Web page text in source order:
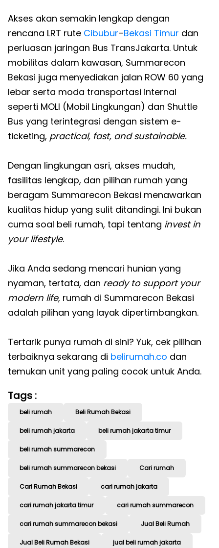
Akses akan semakin lengkap dengan
rencana LRT rute Cibubur–Bekasi Timur dan
perluasan jaringan Bus TransJakarta. Untuk
mobilitas dalam kawasan, Summarecon
Bekasi juga menyediakan jalan ROW 60 yang
lebar serta moda transportasi internal
seperti MOLI (Mobil Lingkungan) dan Shuttle
Bus yang terintegrasi dengan sistem e-
ticketing, practical, fast, and sustainable.
Dengan lingkungan asri, akses mudah,
fasilitas lengkap, dan pilihan rumah yang
beragam Summarecon Bekasi menawarkan
kualitas hidup yang sulit ditandingi. Ini bukan
cuma soal beli rumah, tapi tentang invest in
your lifestyle.
Jika Anda sedang mencari hunian yang
nyaman, tertata, dan ready to support your
modern life, rumah di Summarecon Bekasi
adalah pilihan yang layak dipertimbangkan.
Tertarik punya rumah di sini? Yuk, cek pilihan
terbaiknya sekarang di belirumah.co dan
temukan unit yang paling cocok untuk Anda.
Tags :
beli rumah Beli Rumah Bekasi
beli rumah jakarta beli rumah jakarta timur
beli rumah summarecon
beli rumah summarecon bekasi Cari rumah
Cari Rumah Bekasi cari rumah jakarta
cari rumah jakarta timur cari rumah summarecon
cari rumah summarecon bekasi Jual Beli Rumah
Jual Beli Rumah Bekasi jual beli rumah jakarta